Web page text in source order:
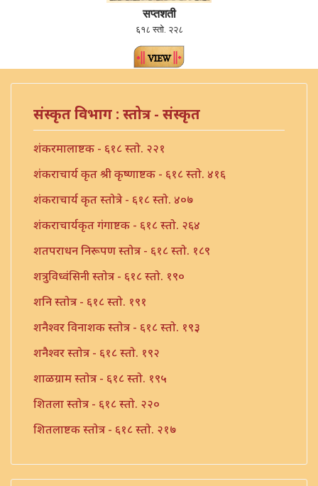
सप्तशती
६१८ स्तो. २२८
संस्कृत विभाग : स्तोत्र - संस्कृत
शंकरमालाष्टक - ६१८ स्तो. २२१
शंकराचार्य कृत श्री कृष्णाष्टक - ६१८ स्तो. ४१६
शंकराचार्य कृत स्तोत्रे - ६१८ स्तो. ४०७
शंकराचार्यकृत गंगाष्टक - ६१८ स्तो. २६४
शतपराधन निरूपण स्तोत्र - ६१८ स्तो. १८९
शत्रुविध्वंसिनी स्तोत्र - ६१८ स्तो. १९०
शनि स्तोत्र - ६१८ स्तो. १९१
शनैश्वर विनाशक स्तोत्र - ६१८ स्तो. १९३
शनैश्वर स्तोत्र - ६१८ स्तो. १९२
शाळग्राम स्तोत्र - ६१८ स्तो. १९५
शितला स्तोत्र - ६१८ स्तो. २२०
शितलाष्टक स्तोत्र - ६१८ स्तो. २१७
शिव नामावली - ६१८ स्तो. ३९०